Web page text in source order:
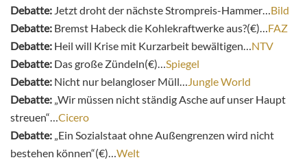
Debatte: Jetzt droht der nächste Strompreis-Hammer… Bild
Debatte: Bremst Habeck die Kohlekraftwerke aus?(€)… FAZ
Debatte: Heil will Krise mit Kurzarbeit bewältigen… NTV
Debatte: Das große Zündeln(€)… Spiegel
Debatte: Nicht nur belangloser Müll…
Jungle World
Debatte: „Wir müssen nicht ständig Asche auf unser Haupt
streuen“… Cicero
Debatte: „Ein Sozialstaat ohne Außengrenzen wird nicht
bestehen können“(€)… Welt